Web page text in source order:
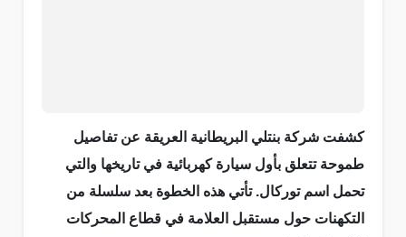
كشفت شركة بنتلي البريطانية العريقة عن تفاصيل
طموحة تتعلق بأول سيارة كهربائية في تاريخها والتي
تحمل اسم توركال. تأتي هذه الخطوة بعد سلسلة من
التكهنات حول مستقبل العلامة في قطاع المحركات